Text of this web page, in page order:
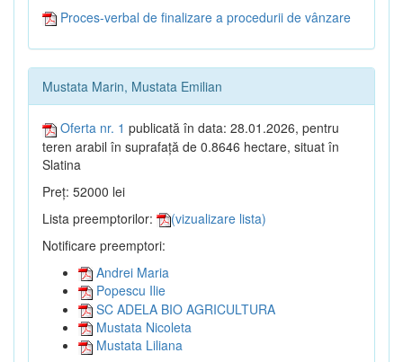
Proces-verbal de finalizare a procedurii de vânzare
Mustata Marin, Mustata Emilian
Oferta nr. 1 publicată în data: 28.01.2026, pentru
teren arabil în suprafață de 0.8646 hectare, situat în
Slatina
Preț: 52000 lei
Lista preemptorilor:
(vizualizare lista)
Notificare preemptori:
Andrei Maria
Popescu Ilie
SC ADELA BIO AGRICULTURA
Mustata Nicoleta
Mustata Liliana